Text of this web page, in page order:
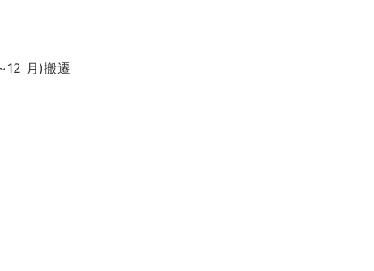
月)搬遷